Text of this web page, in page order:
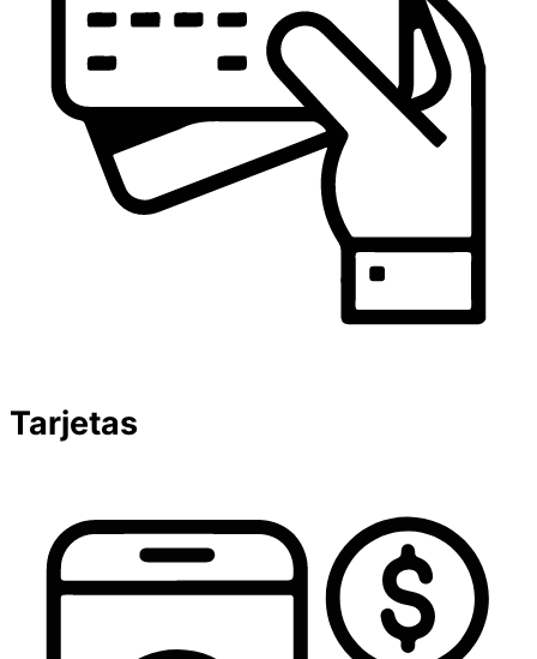
Tarjetas